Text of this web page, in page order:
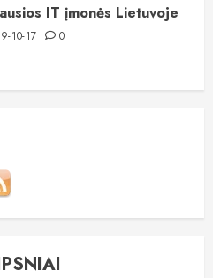
IT įmonės Lietuvoje
10-17 0